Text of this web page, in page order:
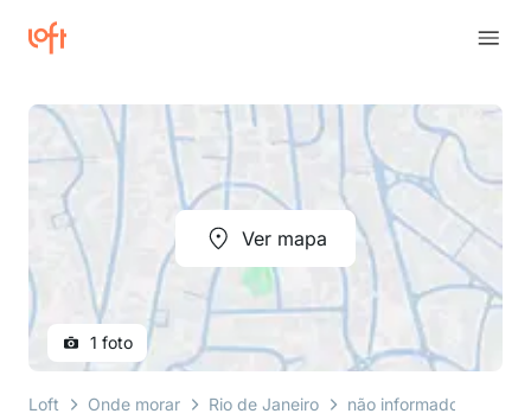
Ver mapa
1 foto
Loft Onde morar Rio de Janeiro não informado